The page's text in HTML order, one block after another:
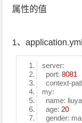
属性的值
1、
server:
port:8081
context-
my:
name:
age: 20
gender: